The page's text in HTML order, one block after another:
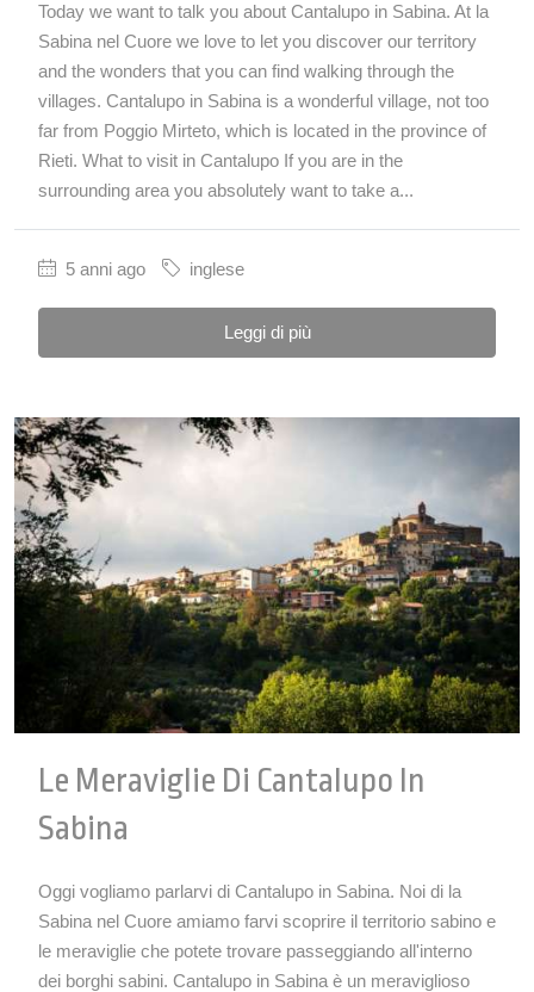
Today we want to talk you about Cantalupo in Sabina. At la
Sabina nel Cuore we love to let you discover our territory
and the wonders that you can find walking through the
villages. Cantalupo in Sabina is a wonderful village, not too
far from Poggio Mirteto, which is located in the province of
Rieti. What to visit in Cantalupo If you are in the
surrounding area you absolutely want to take a...
5 anni ago inglese
Leggi di più
Le Meraviglie Di Cantalupo In
Sabina
Oggi vogliamo parlarvi di Cantalupo in Sabina. Noi di la
Sabina nel Cuore amiamo farvi scoprire il territorio sabino e
le meraviglie che potete trovare passeggiando all'interno
dei borghi sabini. Cantalupo in Sabina è un meraviglioso